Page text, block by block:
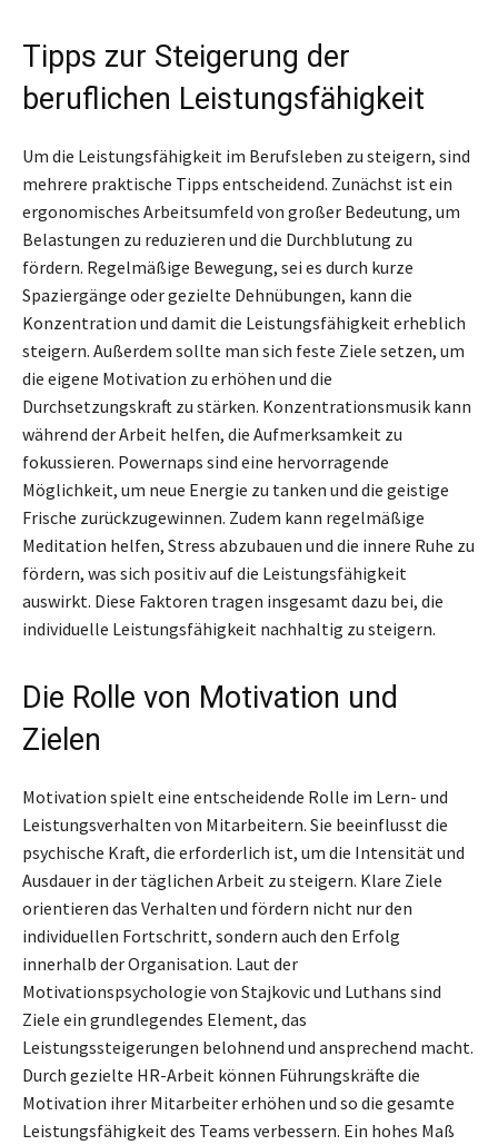
Tipps zur Steigerung der
beruflichen Leistungsfähigkeit
Um die Leistungsfähigkeit im Berufsleben zu steigern, sind
mehrere praktische Tipps entscheidend. Zunächst ist ein
ergonomisches Arbeitsumfeld von großer Bedeutung, um
Belastungen zu reduzieren und die Durchblutung zu
fördern. Regelmäßige Bewegung, sei es durch kurze
Spaziergänge oder gezielte Dehnübungen, kann die
Konzentration und damit die Leistungsfähigkeit erheblich
steigern. Außerdem sollte man sich feste Ziele setzen, um
die eigene Motivation zu erhöhen und die
Durchsetzungskraft zu stärken. Konzentrationsmusik kann
während der Arbeit helfen, die Aufmerksamkeit zu
fokussieren. Powernaps sind eine hervorragende
Möglichkeit, um neue Energie zu tanken und die geistige
Frische zurückzugewinnen. Zudem kann regelmäßige
Meditation helfen, Stress abzubauen und die innere Ruhe zu
fördern, was sich positiv auf die Leistungsfähigkeit
auswirkt. Diese Faktoren tragen insgesamt dazu bei, die
individuelle Leistungsfähigkeit nachhaltig zu steigern.
Die Rolle von Motivation und
Zielen
Motivation spielt eine entscheidende Rolle im Lern- und
Leistungsverhalten von Mitarbeitern. Sie beeinflusst die
psychische Kraft, die erforderlich ist, um die Intensität und
Ausdauer in der täglichen Arbeit zu steigern. Klare Ziele
orientieren das Verhalten und fördern nicht nur den
individuellen Fortschritt, sondern auch den Erfolg
innerhalb der Organisation. Laut der
Motivationspsychologie von Stajkovic und Luthans sind
Ziele ein grundlegendes Element, das
Leistungssteigerungen belohnend und ansprechend macht.
Durch gezielte HR-Arbeit können Führungskräfte die
Motivation ihrer Mitarbeiter erhöhen und so die gesamte
Leistungsfähigkeit des Teams verbessern. Ein hohes Maß